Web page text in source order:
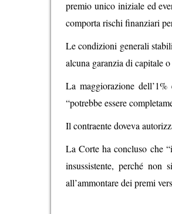
premio unico iniziale ed
comporta rischi finanziari
Le condizioni generali
alcuna garanzia di capitale
La maggiorazione
“potrebbe essere
Il contraente doveva
La Corte ha concluso che
insussistente, perché non
all’ammontare dei premi